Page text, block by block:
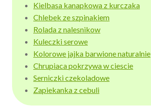
Kielbasa kanapkowa z kurczaka
Chlebek ze szpinakiem
Rolada z nalesnikow
Kuleczki serowe
Kolorowe jajka barwione naturalnie
Chrupiaca pokrzywa w ciescie
Serniczki czekoladowe
Zapiekanka z cebuli